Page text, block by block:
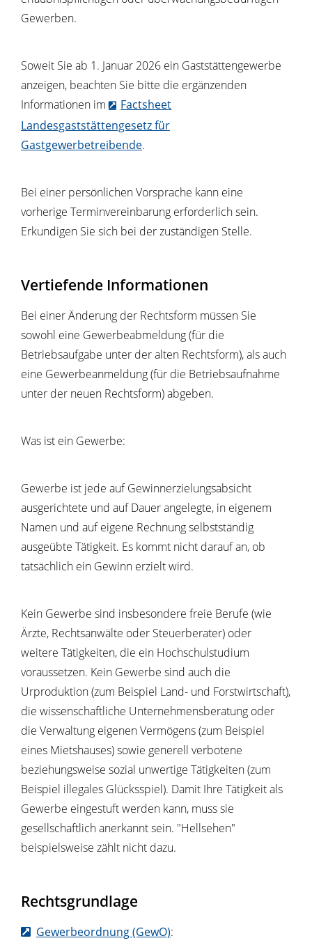
Gewerben.
Soweit Sie ab 1. Januar 2026 ein Gaststättengewerbe
anzeigen, beachten Sie bitte die ergänzenden
Informationen im
Factsheet
Landesgaststättengesetz für
Gastgewerbetreibende.
Bei einer persönlichen Vorsprache kann eine
vorherige Terminvereinbarung erforderlich sein.
Erkundigen Sie sich bei der zuständigen Stelle.
Vertiefende Informationen
Bei einer Änderung der Rechtsform müssen Sie
sowohl eine Gewerbeabmeldung (für die
Betriebsaufgabe unter der alten Rechtsform), als auch
eine Gewerbeanmeldung (für die Betriebsaufnahme
unter der neuen Rechtsform) abgeben.
Was ist ein Gewerbe:
Gewerbe ist jede auf Gewinnerzielungsabsicht
ausgerichtete und auf Dauer angelegte, in eigenem
Namen und auf eigene Rechnung selbstständig
ausgeübte Tätigkeit. Es kommt nicht darauf an, ob
tatsächlich ein Gewinn erzielt wird.
Kein Gewerbe sind insbesondere freie Berufe (wie
Ärzte, Rechtsanwälte oder Steuerberater) oder
weitere Tätigkeiten, die ein Hochschulstudium
voraussetzen. Kein Gewerbe sind auch die
Urproduktion (zum Beispiel Land- und Forstwirtschaft),
die wissenschaftliche Unternehmensberatung oder
die Verwaltung eigenen Vermögens (zum Beispiel
eines Mietshauses) sowie generell verbotene
beziehungsweise sozial unwertige Tätigkeiten (zum
Beispiel illegales Glücksspiel). Damit Ihre Tätigkeit als
Gewerbe eingestuft werden kann, muss sie
gesellschaftlich anerkannt sein. "Hellsehen"
beispielsweise zählt nicht dazu.
Rechtsgrundlage
Gewerbeordnung (GewO):